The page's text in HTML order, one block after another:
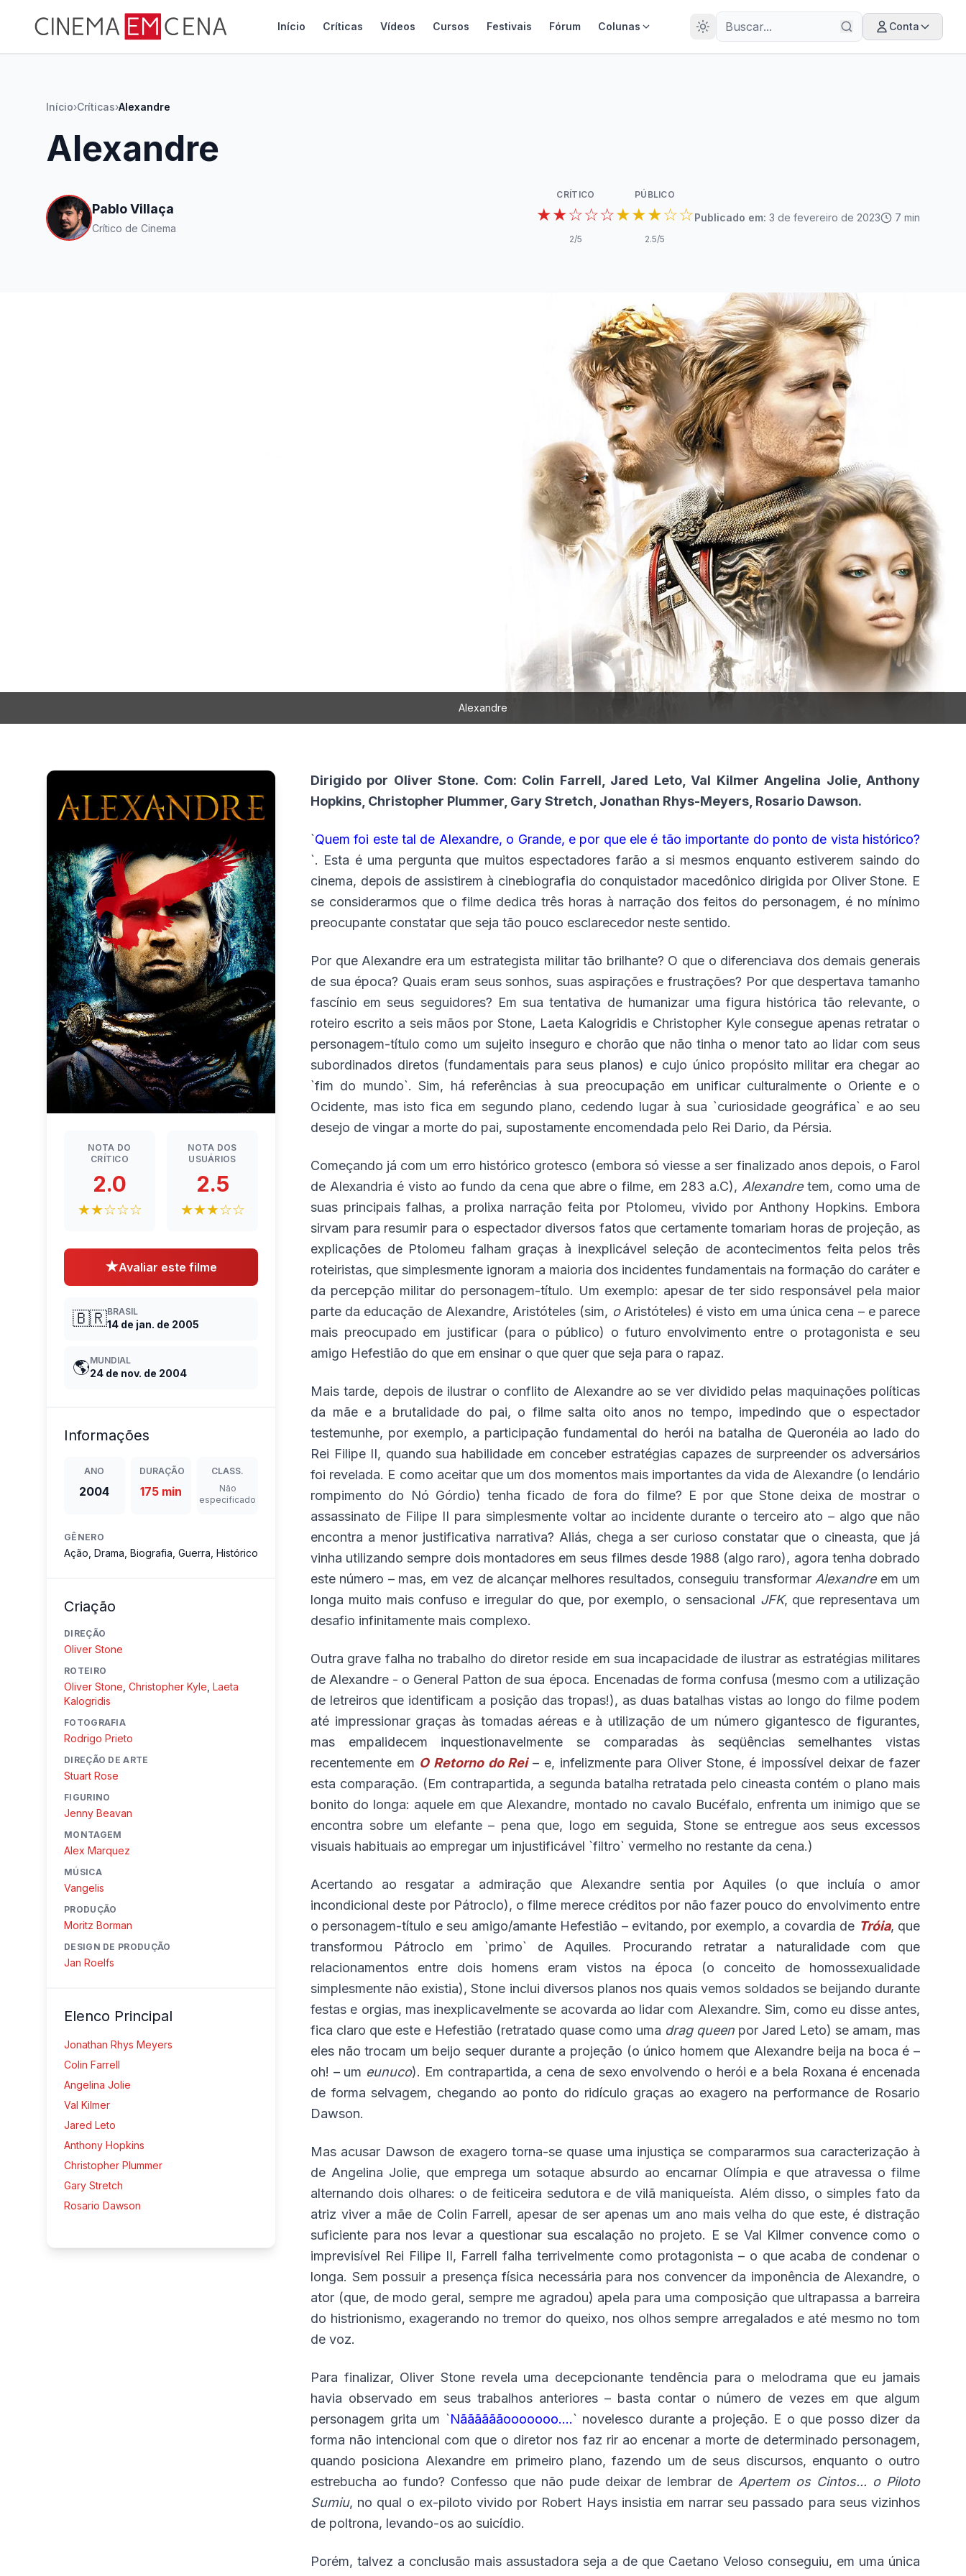
28
ANOS
Início Críticas Vídeos Cursos Festivais Fórum Colunas Conta
Início›Críticas›Alexandre
Alexandre
Pablo Villaça
Crítico de Cinema
CRÍTICO
★★☆☆☆
2/5
PÚBLICO
★★★☆☆
2.5/5
Publicado em: 3 de fevereiro de 2023 7 min
Alexandre
NOTA DO
CRÍTICO
2.0
★★☆☆☆
NOTA DOS
USUÁRIOS
2.5
★★★☆☆
★Avaliar este filme
🇧🇷BRASIL
14 de jan. de 2005
🌎MUNDIAL
24 de nov. de 2004
Informações
ANO
2004
DURAÇÃO
175 min
CLASS.
Não
especificado
GÊNERO
Ação, Drama, Biografia, Guerra, Histórico
Criação
DIREÇÃO
Oliver Stone
ROTEIRO
Oliver Stone Christopher Kyle Laeta
Kalogridis
FOTOGRAFIA
Rodrigo Prieto
DIREÇÃO DE ARTE
Stuart Rose
FIGURINO
Jenny Beavan
MONTAGEM
Alex Marquez
MÚSICA
Vangelis
PRODUÇÃO
Moritz Borman
DESIGN DE PRODUÇÃO
Jan Roelfs
Elenco Principal
Jonathan Rhys Meyers
Colin Farrell
Angelina Jolie
Val Kilmer
Jared Leto
Anthony Hopkins
Christopher Plummer
Gary Stretch
Rosario Dawson
Dirigido por Oliver Stone. Com: Colin Farrell, Jared Leto, Val Kilmer Angelina Jolie, Anthony
Hopkins, Christopher Plummer, Gary Stretch, Jonathan Rhys-Meyers, Rosario Dawson.
`Quem foi este tal de Alexandre, o Grande, e por que ele é tão importante do ponto de vista histórico?
`. Esta é uma pergunta que muitos espectadores farão a si mesmos enquanto estiverem saindo do
cinema, depois de assistirem à cinebiografia do conquistador macedônico dirigida por Oliver Stone. E
se considerarmos que o filme dedica três horas à narração dos feitos do personagem, é no mínimo
preocupante constatar que seja tão pouco esclarecedor neste sentido.
Por que Alexandre era um estrategista militar tão brilhante? O que o diferenciava dos demais generais
de sua época? Quais eram seus sonhos, suas aspirações e frustrações? Por que despertava tamanho
fascínio em seus seguidores? Em sua tentativa de humanizar uma figura histórica tão relevante, o
roteiro escrito a seis mãos por Stone, Laeta Kalogridis e Christopher Kyle consegue apenas retratar o
personagem-título como um sujeito inseguro e chorão que não tinha o menor tato ao lidar com seus
subordinados diretos (fundamentais para seus planos) e cujo único propósito militar era chegar ao
`fim do mundo`. Sim, há referências à sua preocupação em unificar culturalmente o Oriente e o
Ocidente, mas isto fica em segundo plano, cedendo lugar à sua `curiosidade geográfica` e ao seu
desejo de vingar a morte do pai, supostamente encomendada pelo Rei Dario, da Pérsia.
Começando já com um erro histórico grotesco (embora só viesse a ser finalizado anos depois, o Farol
de Alexandria é visto ao fundo da cena que abre o filme, em 283 a.C), Alexandretem, como uma de
suas principais falhas, a prolixa narração feita por Ptolomeu, vivido por Anthony Hopkins. Embora
sirvam para resumir para o espectador diversos fatos que certamente tomariam horas de projeção, as
explicações de Ptolomeu falham graças à inexplicável seleção de acontecimentos feita pelos três
roteiristas, que simplesmente ignoram a maioria dos incidentes fundamentais na formação do caráter e
da percepção militar do personagem-título. Um exemplo: apesar de ter sido responsável pela maior
parte da educação de Alexandre, Aristóteles (sim, o Aristóteles) é visto em uma única cena – e parece
mais preocupado em justificar (para o público) o futuro envolvimento entre o protagonista e seu
amigo Hefestião do que em ensinar o que quer que seja para o rapaz.
Mais tarde, depois de ilustrar o conflito de Alexandre ao se ver dividido pelas maquinações políticas
da mãe e a brutalidade do pai, o filme salta oito anos no tempo, impedindo que o espectador
testemunhe, por exemplo, a participação fundamental do herói na batalha de Queronéia ao lado do
Rei Filipe II, quando sua habilidade em conceber estratégias capazes de surpreender os adversários
foi revelada. E como aceitar que um dos momentos mais importantes da vida de Alexandre (o lendário
rompimento do Nó Górdio) tenha ficado de fora do filme? E por que Stone deixa de mostrar o
assassinato de Filipe II para simplesmente voltar ao incidente durante o terceiro ato – algo que não
encontra a menor justificativa narrativa? Aliás, chega a ser curioso constatar que o cineasta, que já
vinha utilizando sempre dois montadores em seus filmes desde 1988 (algo raro), agora tenha dobrado
este número – mas, em vez de alcançar melhores resultados, conseguiu transformar Alexandreem um
longa muito mais confuso e irregular do que, por exemplo, o sensacional JFK, que representava um
desafio infinitamente mais complexo.
Outra grave falha no trabalho do diretor reside em sua incapacidade de ilustrar as estratégias militares
de Alexandre - o General Patton de sua época. Encenadas de forma confusa (mesmo com a utilização
de letreiros que identificam a posição das tropas!), as duas batalhas vistas ao longo do filme podem
até impressionar graças às tomadas aéreas e à utilização de um número gigantesco de figurantes,
mas empalidecem inquestionavelmente se comparadas às seqüências semelhantes vistas
recentemente em O Retorno do Rei– e, infelizmente para Oliver Stone, é impossível deixar de fazer
esta comparação. (Em contrapartida, a segunda batalha retratada pelo cineasta contém o plano mais
bonito do longa: aquele em que Alexandre, montado no cavalo Bucéfalo, enfrenta um inimigo que se
encontra sobre um elefante – pena que, logo em seguida, Stone se entregue aos seus excessos
visuais habituais ao empregar um injustificável `filtro` vermelho no restante da cena.)
Acertando ao resgatar a admiração que Alexandre sentia por Aquiles (o que incluía o amor
incondicional deste por Pátroclo), o filme merece créditos por não fazer pouco do envolvimento entre
o personagem-título e seu amigo/amante Hefestião – evitando, por exemplo, a covardia de Tróia, que
transformou Pátroclo em `primo` de Aquiles. Procurando retratar a naturalidade com que
relacionamentos entre dois homens eram vistos na época (o conceito de homossexualidade
simplesmente não existia), Stone inclui diversos planos nos quais vemos soldados se beijando durante
festas e orgias, mas inexplicavelmente se acovarda ao lidar com Alexandre. Sim, como eu disse antes,
fica claro que este e Hefestião (retratado quase como uma drag queen por Jared Leto) se amam, mas
eles não trocam um beijo sequer durante a projeção (o único homem que Alexandre beija na boca é –
oh! – um eunuco). Em contrapartida, a cena de sexo envolvendo o herói e a bela Roxana é encenada
de forma selvagem, chegando ao ponto do ridículo graças ao exagero na performance de Rosario
Dawson.
Mas acusar Dawson de exagero torna-se quase uma injustiça se compararmos sua caracterização à
de Angelina Jolie, que emprega um sotaque absurdo ao encarnar Olímpia e que atravessa o filme
alternando dois olhares: o de feiticeira sedutora e de vilã maniqueísta. Além disso, o simples fato da
atriz viver a mãe de Colin Farrell, apesar de ser apenas um ano mais velha do que este, é distração
suficiente para nos levar a questionar sua escalação no projeto. E se Val Kilmer convence como o
imprevisível Rei Filipe II, Farrell falha terrivelmente como protagonista – o que acaba de condenar o
longa. Sem possuir a presença física necessária para nos convencer da imponência de Alexandre, o
ator (que, de modo geral, sempre me agradou) apela para uma composição que ultrapassa a barreira
do histrionismo, exagerando no tremor do queixo, nos olhos sempre arregalados e até mesmo no tom
de voz.
Para finalizar, Oliver Stone revela uma decepcionante tendência para o melodrama que eu jamais
havia observado em seus trabalhos anteriores – basta contar o número de vezes em que algum
personagem grita um `Nããããããooooooo....` novelesco durante a projeção. E o que posso dizer da
forma não intencional com que o diretor nos faz rir ao encenar a morte de determinado personagem,
quando posiciona Alexandre em primeiro plano, fazendo um de seus discursos, enquanto o outro
estrebucha ao fundo? Confesso que não pude deixar de lembrar de Apertem os Cintos... o Piloto
Sumiu, no qual o ex-piloto vivido por Robert Hays insistia em narrar seu passado para seus vizinhos
de poltrona, levando-os ao suicídio.
Porém, talvez a conclusão mais assustadora seja a de que Caetano Veloso conseguiu, em uma única